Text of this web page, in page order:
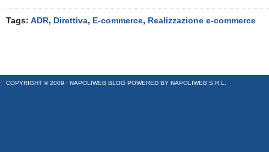
Tags: ADR, Direttiva, E-commerce, Realizzazione e-commerce
COPYRIGHT © 2009 · NAPOLIWEB BLOG POWERED BY NAPOLIWEB S.R.L.